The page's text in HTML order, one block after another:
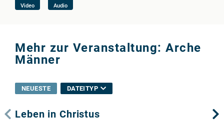
Video Audio
Mehr zur Veranstaltung: Arche
Männer
NEUESTE DATEITYP
Leben in Christus